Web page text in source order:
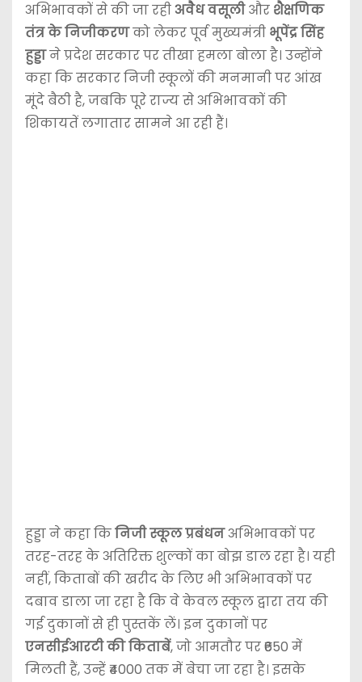
अभिभावकों से की जा रहीअवैध वसूलीऔर शैक्षणिक
तंत्र के निजीकरणको लेकर पूर्व मुख्यमंत्री भूपेंद्र सिंह
हुड्डाने प्रदेश सरकार पर तीखा हमला बोला है। उन्होंने
कहा कि सरकार निजी स्कूलों की मनमानी पर आंख
मूंदे बैठी है, जबकि पूरे राज्य से अभिभावकों की
शिकायतें लगातार सामने आ रही हैं।
हुड्डा ने कहा किनिजी स्कूल प्रबंधनअभिभावकों पर
तरह-तरह के अतिरिक्त शुल्कों का बोझ डाल रहा है। यही
नहीं, किताबों की खरीद के लिए भी अभिभावकों पर
दबाव डाला जा रहा है कि वे केवल स्कूल द्वारा तय की
गई दुकानों से ही पुस्तकें लें। इन दुकानों पर
एनसीईआरटी की किताबें, जो आमतौर पर ₹650 में
मिलती हैं, उन्हें ₹4000 तक में बेचा जा रहा है। इसके